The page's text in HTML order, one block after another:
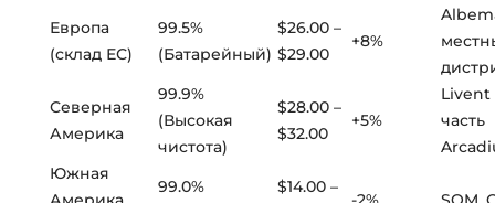
Европа
(склад ЕС)
99.5%
(Батарейный)
$26.00 –
$29.00
+8%
Северная
Америка
99.9%
(Высокая
чистота)
$28.00 –
$32.00
+5%
часть
Южная
99.0%
$14.00 –